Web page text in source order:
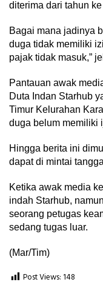
diterima dari tahun
Bagai mana jadinya
duga tidak memiliki
pajak tidak masuk,”
Pantauan awak
Duta Indan Starhub
Timur Kelurahan
duga belum memiliki
Hingga berita ini
dapat di mintai
Ketika awak media
indah Starhub,
seorang petugas
sedang tugas luar.
(Mar/Tim)
Post Views: 148